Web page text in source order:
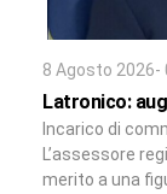
8 Agosto 2026-
Latronico:
Incarico di
L’assessore
merito a una